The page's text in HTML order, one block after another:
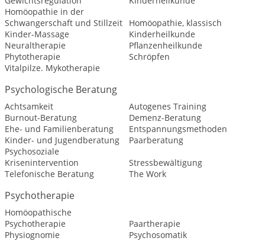
Homöopathie in der
Schwangerschaft und Stillzeit
Homöopathie, klassisch
Kinder-Massage
Kinderheilkunde
Neuraltherapie
Pflanzenheilkunde
Phytotherapie
Schröpfen
Vitalpilze. Mykotherapie
Psychologische Beratung
Achtsamkeit
Autogenes Training
Burnout-Beratung
Demenz-Beratung
Ehe- und Familienberatung
Entspannungsmethoden
Kinder- und Jugendberatung
Paarberatung
Psychosoziale
Krisenintervention
Stressbewältigung
Telefonische Beratung
The Work
Psychotherapie
Homöopathische
Psychotherapie
Paartherapie
Physiognomie
Psychosomatik